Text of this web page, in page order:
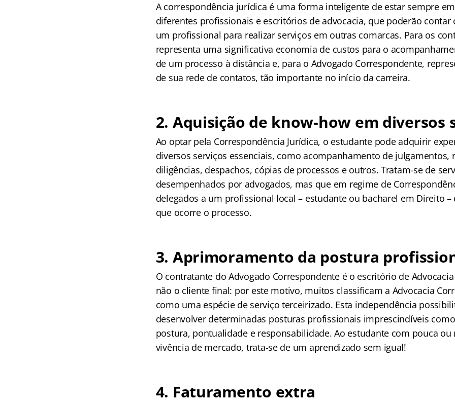
A correspondência jurídica é uma forma inteligente de estar sempre
diferentes profissionais e escritórios de advocacia, que poderão contar
um profissional para realizar serviços em outras comarcas. Para os
representa uma significativa economia de custos para o
de um processo à distância e, para o Advogado Correspondente,
de sua rede de contatos, tão importante no início da carreira.
2. Aquisição de know-how em diversos
Ao optar pela Correspondência Jurídica, o estudante pode adquirir
diversos serviços essenciais, como acompanhamento de julgamentos,
diligências, despachos, cópias de processos e outros. Tratam-se de
desempenhados por advogados, mas que em regime de
delegados a um profissional local – estudante ou bacharel em Direito –
que ocorre o processo.
3. Aprimoramento da postura
O contratante do Advogado Correspondente é o escritório de
não o cliente final: por este motivo, muitos classificam a Advocacia
como uma espécie de serviço terceirizado. Esta independência
desenvolver determinadas posturas profissionais imprescindíveis
postura, pontualidade e responsabilidade. Ao estudante com pouca ou
vivência de mercado, trata-se de um aprendizado sem igual!
4. Faturamento extra